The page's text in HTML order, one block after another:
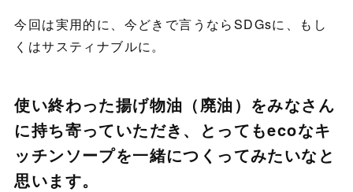
今回は実用的に、今どきで言うならSDGsに、もし
くはサスティナブルに。
使い終わった揚げ物油（廃油）をみなさん
に持ち寄っていただき、とってもecoなキ
ッチンソープを一緒につくってみたいなと
思います。